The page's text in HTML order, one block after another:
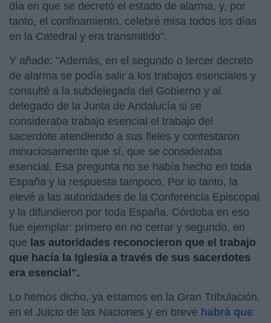
día en que se decretó el estado de alarma, y, por
tanto, el confinamiento, celebré misa todos los días
en la Catedral y era transmitido".
Y añade: "Además, en el segundo o tercer decreto
de alarma se podía salir a los trabajos esenciales y
consulté a la subdelegada del Gobierno y al
delegado de la Junta de Andalucía si se
consideraba trabajo esencial el trabajo del
sacerdote atendiendo a sus fieles y contestaron
minuciosamente que sí, que se consideraba
esencial. Esa pregunta no se había hecho en toda
España y la respuesta tampoco. Por lo tanto, la
elevé a las autoridades de la Conferencia Episcopal
y la difundieron por toda España. Córdoba en eso
fue ejemplar: primero en no cerrar y segundo, en
que las autoridades reconocieron que el trabajo
que hacía la Iglesia a través de sus sacerdotes
era esencial".
Lo hemos dicho, ya estamos en la Gran Tribulación,
en el Juicio de las Naciones y en breve habrá que